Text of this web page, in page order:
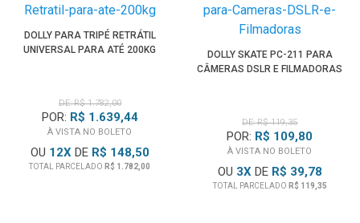
DOLLY PARA TRIPÉ RETRÁTIL
UNIVERSAL PARA ATÉ 200KG
DE: R$ 1.782,00
POR: R$ 1.639,44
À VISTA NO BOLETO
OU 12XDE R$ 148,50
TOTAL PARCELADO R$ 1.782,00
DOLLY SKATE PC-211 PARA
CÂMERAS DSLR E FILMADORAS
DE: R$ 119,35
POR: R$ 109,80
À VISTA NO BOLETO
OU 3XDE R$ 39,78
TOTAL PARCELADO R$ 119,35